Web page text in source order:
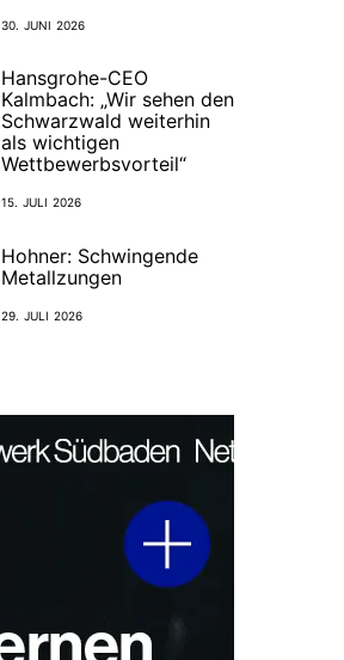
30. JUNI 2026
Hansgrohe-CEO
Kalmbach: „Wir sehen den
Schwarzwald weiterhin
als wichtigen
Wettbewerbsvorteil“
15. JULI 2026
Hohner: Schwingende
Metallzungen
29. JULI 2026